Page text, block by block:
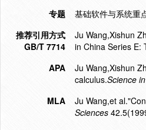
专题
基础软件与系统重
推荐引用方式
GB/T 7714
Ju Wang,Xishun
in China Series E:
APA
Ju Wang,Xishun
calculus.Science
MLA
Ju Wang,et
Sciences